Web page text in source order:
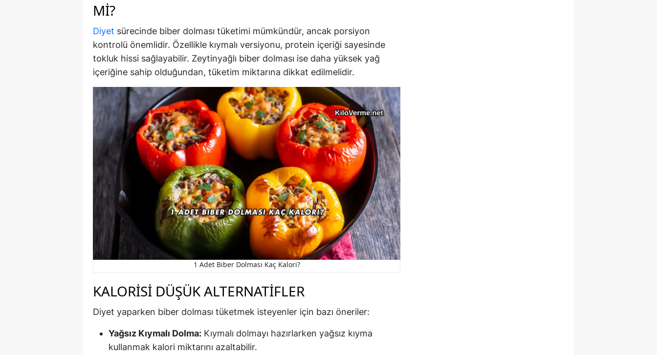
MI?
Diyet sürecinde biber dolması tüketimi mümkündür, ancak porsiyon
kontrolü önemlidir. Özellikle kıymalı versiyonu, protein içeriği sayesinde
tokluk hissi sağlayabilir. Zeytinyağlı biber dolması ise daha yüksek yağ
içeriğine sahip olduğundan, tüketim miktarına dikkat edilmelidir.
1 Adet Biber Dolması Kaç Kalori?
KALORISI DÜŞÜK ALTERNATIFLER
Diyet yaparken biber dolması tüketmek isteyenler için bazı öneriler:
Yağsız Kıymalı Dolma: Kıymalı dolmayı hazırlarken yağsız kıyma
kullanmak kalori miktarını azaltabilir.